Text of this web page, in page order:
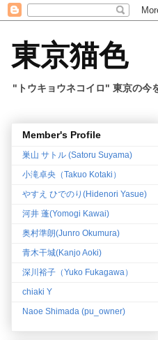
東京猫色
"トウキョウネコイロ" 東京の今
Member's Profile
巣山 サトル (Satoru Suyama)
小滝卓央（Takuo Kotaki）
やすえ ひでのり(Hidenori Yasue)
河井 蓬(Yomogi Kawai)
奥村準朗(Junro Okumura)
青木干城(Kanjo Aoki)
深川裕子（Yuko Fukagawa）
chiaki Y
Naoe Shimada (pu_owner)